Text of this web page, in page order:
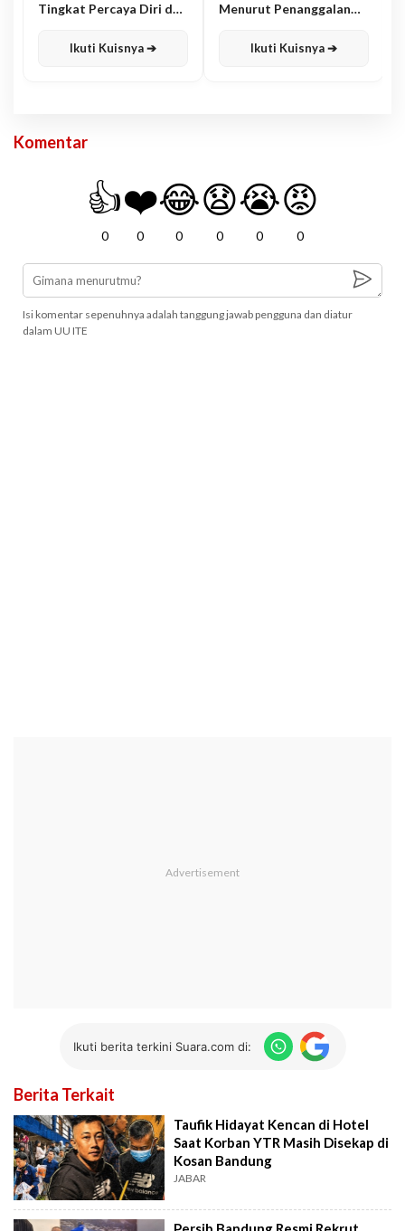
Tingkat Percaya Diri dan
Ikuti Kuisnya ➔
Menurut Penanggalan
Ikuti Kuisnya ➔
Komentar
👍
0
❤️
0
😂
0
😧
0
😭
0
😡
0
Isi komentar sepenuhnya adalah tanggung jawab pengguna dan diatur
dalam UU ITE
Ikuti berita terkini Suara.com di:
Berita Terkait
Taufik Hidayat Kencan di Hotel
Saat Korban YTR Masih Disekap di
Kosan Bandung
JABAR